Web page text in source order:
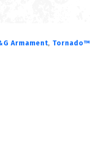
Armament, Tornado™